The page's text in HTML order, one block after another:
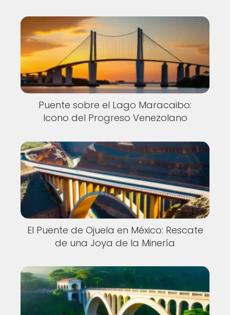
Puente sobre el Lago Maracaibo:
Icono del Progreso Venezolano
El Puente de Ojuela en México: Rescate
de una Joya de la Minería